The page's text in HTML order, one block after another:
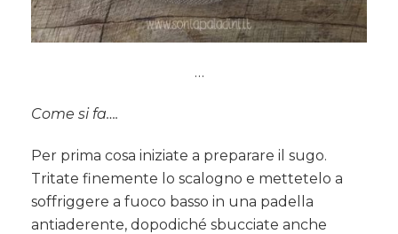
…
Come si fa….
Per prima cosa iniziate a preparare il sugo.
Tritate finemente lo scalogno e mettetelo a
soffriggere a fuoco basso in una padella
antiaderente, dopodiché sbucciate anche